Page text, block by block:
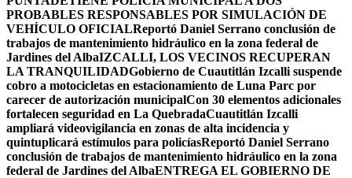
PROBABLES RESPONSABLES POR SIMULACIÓN DE
VEHÍCULO OFICIALReportó Daniel Serrano conclusión de
trabajos de mantenimiento hidráulico en la zona federal de
Jardines del AlbaIZCALLI, LOS VECINOS RECUPERAN
LA TRANQUILIDADGobierno de Cuautitlán Izcalli suspende
cobro a motocicletas en estacionamiento de Luna Parc por
carecer de autorización municipalCon 30 elementos adicionales
fortalecen seguridad en La QuebradaCuautitlán Izcalli
ampliará videovigilancia en zonas de alta incidencia y
quintuplicará estímulos para policíasReportó Daniel Serrano
conclusión de trabajos de mantenimiento hidráulico en la zona
federal de Jardines del AlbaENTREGA EL GOBIERNO DE